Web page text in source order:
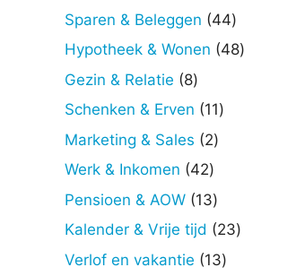
producten
Sparen & Beleggen 4444
producten
Hypotheek & Wonen 4848
Gezin & Relatie 88
producten
Schenken & Erven 1111
Marketing & Sales 22
Werk & Inkomen 4242
producten
Pensioen & AOW 1313
producten
Kalender & Vrije tijd 2323
Verlof en vakantie 1313